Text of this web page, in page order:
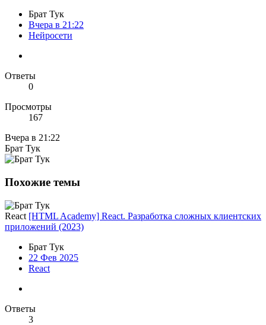
Брат Тук
Вчера в 21:22
Нейросети
Ответы
0
Просмотры
167
Вчера в 21:22
Брат Тук
Похожие темы
React [HTML Academy] React. Разработка сложных клиентских
приложений (2023)
Брат Тук
22 Фев 2025
React
Ответы
3